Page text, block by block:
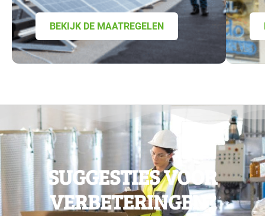
BEKIJK DE MAATREGELEN
SUGGESTIES VOOR
VERBETERINGEN?